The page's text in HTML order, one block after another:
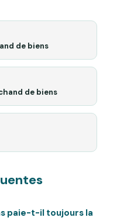
de biens
de biens
paie-t-il toujours la